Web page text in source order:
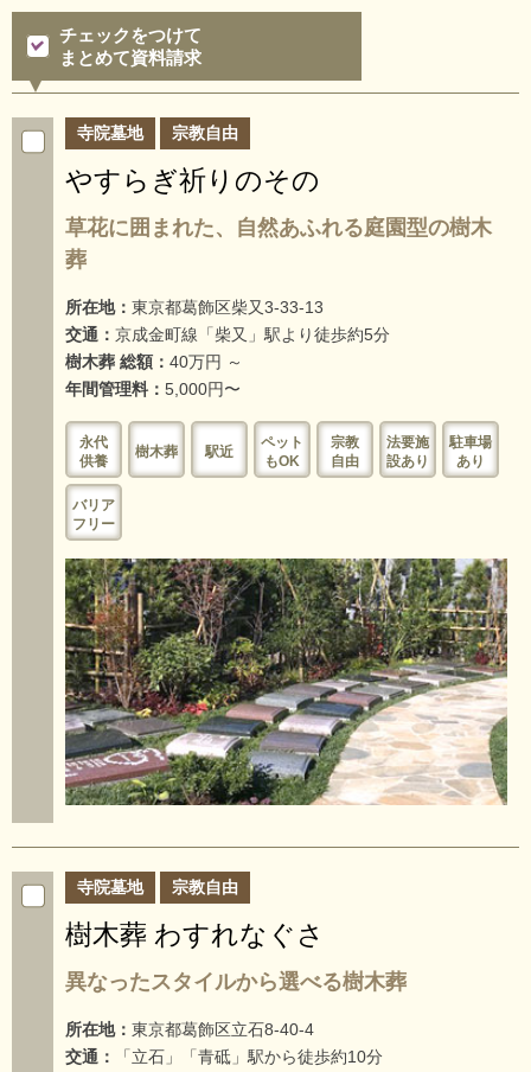
チェックをつけて
まとめて資料請求
寺院墓地 宗教自由
やすらぎ祈りのその
草花に囲まれた、自然あふれる庭園型の樹木
葬
所在地： 東京都葛飾区柴又3-33-13
交通： 京成金町線「柴又」駅より徒歩約5分
樹木葬 総額： 40万円 ～
年間管理料： 5,000円〜
永代
供養
樹木葬 駅近
ペット
もOK
宗教
自由
法要施
設あり
駐車場
あり
バリア
フリー
寺院墓地 宗教自由
樹木葬 わすれなぐさ
異なったスタイルから選べる樹木葬
所在地： 東京都葛飾区立石8-40-4
交通：
「立石」「青砥」駅から徒歩約10分